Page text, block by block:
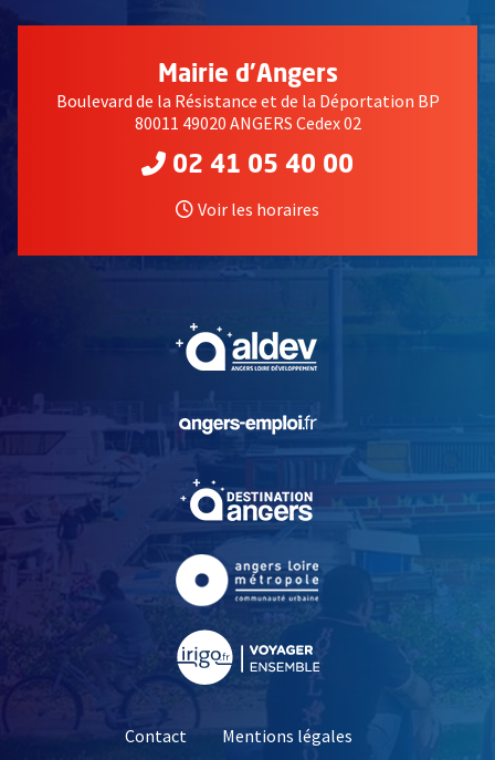
Mairie d'Angers
Boulevard de la Résistance et de la Déportation BP
80011 49020 ANGERS Cedex 02
02 41 05 40 00
Voir les horaires
, Ouvre une nouvelle
, Ouvre une nouvelle
Contact Mentions légales